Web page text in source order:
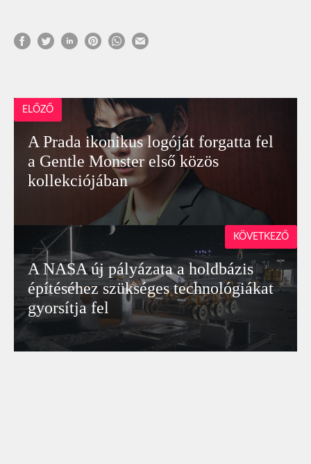
ELŐZŐ
A Prada ikonikus logóját forgatta fel
a Gentle Monster első közös
kollekciójában
A NASA új pályázata a holdbázis
építéséhez szükséges technológiákat
gyorsítja fel
KÖVETKEZŐ